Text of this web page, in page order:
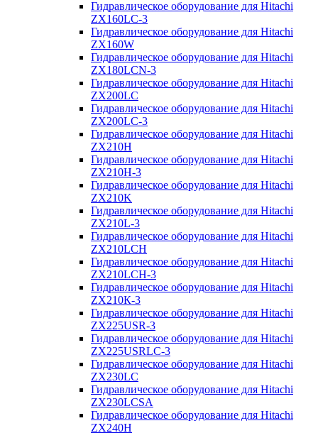
Гидравлическое оборудование для Hitachi
ZX160LC-3
Гидравлическое оборудование для Hitachi
ZX160W
Гидравлическое оборудование для Hitachi
ZX180LCN-3
Гидравлическое оборудование для Hitachi
ZX200LC
Гидравлическое оборудование для Hitachi
ZX200LC-3
Гидравлическое оборудование для Hitachi
ZX210H
Гидравлическое оборудование для Hitachi
ZX210H-3
Гидравлическое оборудование для Hitachi
ZX210K
Гидравлическое оборудование для Hitachi
ZX210L-3
Гидравлическое оборудование для Hitachi
ZX210LCH
Гидравлическое оборудование для Hitachi
ZX210LCH-3
Гидравлическое оборудование для Hitachi
ZX210К-3
Гидравлическое оборудование для Hitachi
ZX225USR-3
Гидравлическое оборудование для Hitachi
ZX225USRLC-3
Гидравлическое оборудование для Hitachi
ZX230LC
Гидравлическое оборудование для Hitachi
ZX230LCSA
Гидравлическое оборудование для Hitachi
ZX240H